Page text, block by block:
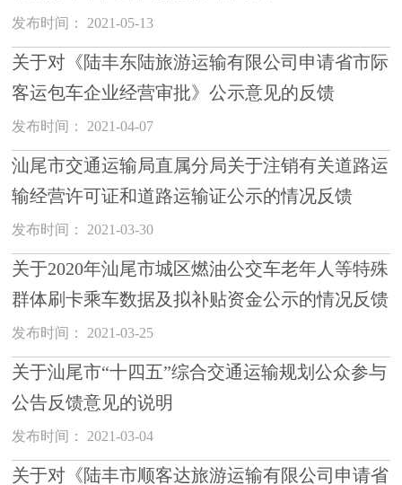
发布时间： 2021-05-13
关于对《陆丰东陆旅游运输有限公司申请省市际
客运包车企业经营审批》公示意见的反馈
发布时间： 2021-04-07
汕尾市交通运输局直属分局关于注销有关道路运
输经营许可证和道路运输证公示的情况反馈
发布时间： 2021-03-30
关于2020年汕尾市城区燃油公交车老年人等特殊
群体刷卡乘车数据及拟补贴资金公示的情况反馈
发布时间： 2021-03-25
关于汕尾市“十四五”综合交通运输规划公众参与
公告反馈意见的说明
发布时间： 2021-03-04
关于对《陆丰市顺客达旅游运输有限公司申请省